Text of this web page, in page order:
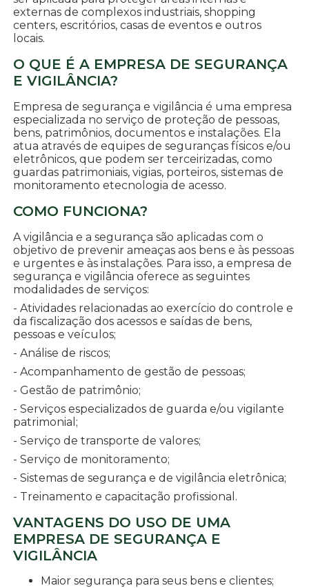
externas de complexos industriais, shopping
centers, escritórios, casas de eventos e outros
locais.
O QUE É A EMPRESA DE SEGURANÇA
E VIGILÂNCIA?
Empresa de segurança e vigilância é uma empresa
especializada no serviço de proteção de pessoas,
bens, patrimônios, documentos e instalações. Ela
atua através de equipes de seguranças físicos e/ou
eletrônicos, que podem ser terceirizadas, como
guardas patrimoniais, vigias, porteiros, sistemas de
monitoramento etecnologia de acesso.
COMO FUNCIONA?
A vigilância e a segurança são aplicadas com o
objetivo de prevenir ameaças aos bens e às pessoas
e urgentes e às instalações. Para isso, a empresa de
segurança e vigilância oferece as seguintes
modalidades de serviços:
- Atividades relacionadas ao exercício do controle e
da fiscalização dos acessos e saídas de bens,
pessoas e veículos;
- Análise de riscos;
- Acompanhamento de gestão de pessoas;
- Gestão de patrimônio;
- Serviços especializados de guarda e/ou vigilante
patrimonial;
- Serviço de transporte de valores;
- Serviço de monitoramento;
- Sistemas de segurança e de vigilância eletrônica;
- Treinamento e capacitação profissional.
VANTAGENS DO USO DE UMA
EMPRESA DE SEGURANÇA E
VIGILÂNCIA
Maior segurança para seus bens e clientes;